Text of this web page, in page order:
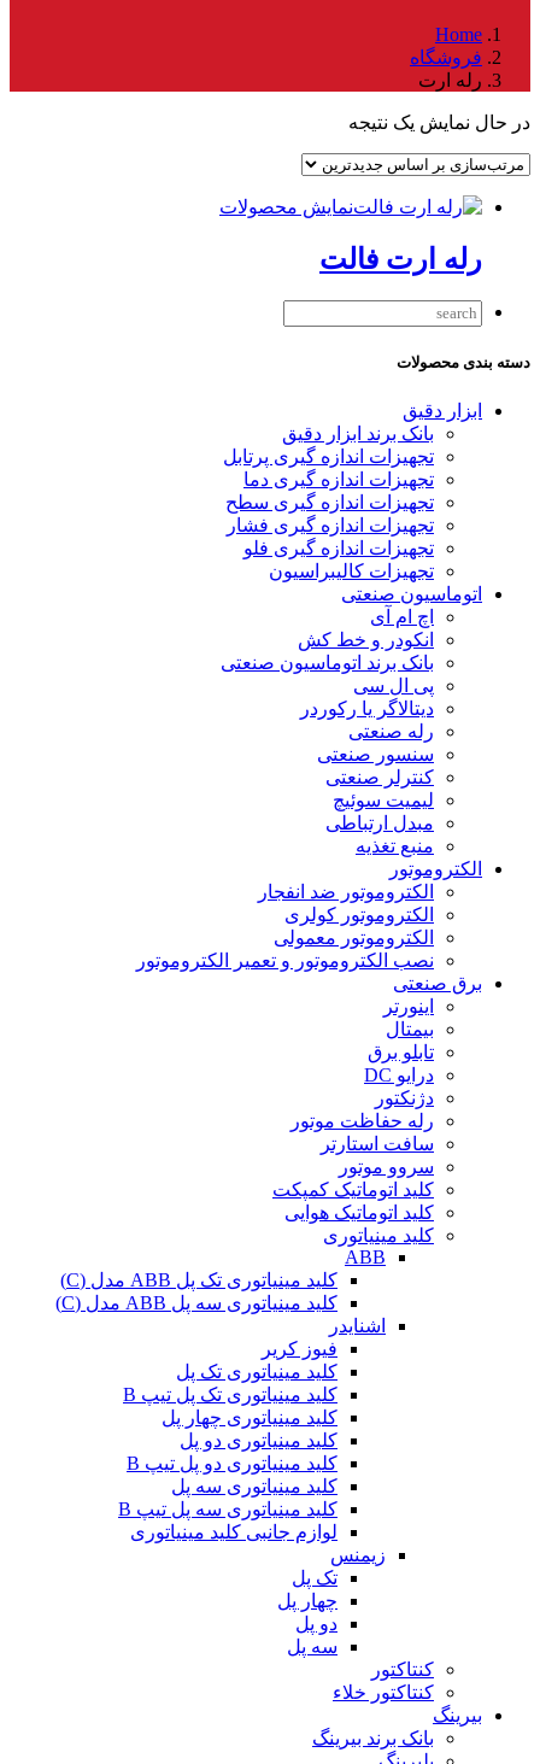
Home
فروشگاه
رله ارت
در حال نمایش یک نتیجه
نمایش محصولات
رله ارت فالت
دسته بندی محصولات
ابزار دقیق
بانک برند ابزار دقیق
تجهیزات اندازه گیری پرتابل
تجهیزات اندازه گیری دما
تجهیزات اندازه گیری سطح
تجهیزات اندازه گیری فشار
تجهیزات اندازه گیری فلو
تجهیزات کالیبراسیون
اتوماسیون صنعتی
اچ ام آی
انکودر و خط کش
بانک برند اتوماسیون صنعتی
پی ال سی
دیتالاگر یا رکوردر
رله صنعتی
سنسور صنعتی
کنترلر صنعتی
لیمیت سوئیچ
مبدل ارتباطی
منبع تغذیه
الکتروموتور
الکتروموتور ضد انفجار
الکتروموتور کولری
الکتروموتور معمولی
نصب الکتروموتور و تعمیر الکتروموتور
برق صنعتی
اینورتر
بیمتال
تابلو برق
درایو DC
دژنکتور
رله حفاظت موتور
سافت استارتر
سروو موتور
کلید اتوماتیک کمپکت
کلید اتوماتیک هوایی
کلید مینیاتوری
ABB
کلید مینیاتوری تک پل ABB مدل (C)
کلید مینیاتوری سه پل ABB مدل (C)
اشنایدر
فیوز کریر
کلید مینیاتوری تک پل
کلید مینیاتوری تک پل تیپ B
کلید مینیاتوری چهار پل
کلید مینیاتوری دو پل
کلید مینیاتوری دو پل تیپ B
کلید مینیاتوری سه پل
کلید مینیاتوری سه پل تیپ B
لوازم جانبی کلید مینیاتوری
زیمنس
تک پل
چهار پل
دو پل
سه پل
کنتاکتور
کنتاکتور خلاء
بیرینگ
بانک برند بیرینگ